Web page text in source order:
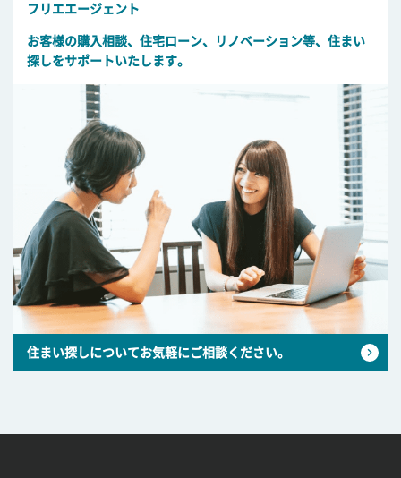
フリエエージェント
お客様の購入相談、住宅ローン、リノベーション等、住まい
探しをサポートいたします。
住まい探しについてお気軽にご相談ください。